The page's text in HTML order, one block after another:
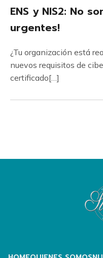
ENS y NIS2: No
urgentes!
¿Tu organización está
nuevos requisitos de
certificado[…]